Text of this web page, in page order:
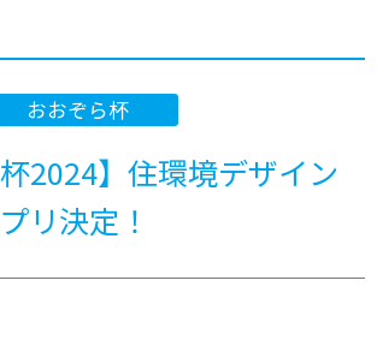
おおぞら杯
杯2024】住環境デザイン
リ決定！